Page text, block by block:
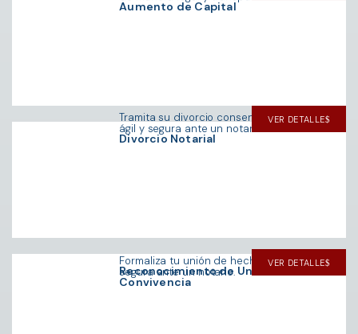
Aumento de Capital
Divorcio Notarial
Tramita su divorcio consensual de forma
ágil y segura ante un notario.
VER DETALLE
Reconocimiento de Unión de Hecho
Convivencia
Formaliza tu unión de hecho de forma ágil y
segura ante un notario.
VER DETALLE